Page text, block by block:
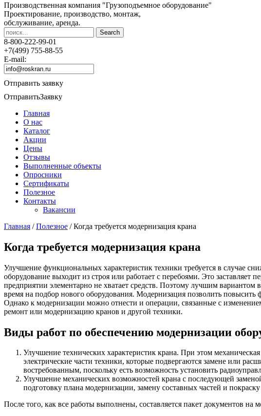
Производственная компания "Грузоподъемное оборудование"
Проектирование, производство, монтаж,
обслуживание, аренда.
8-800-222-99-01
+7(499) 755-88-55
E-mail:
Отправить заявку
ОтправитьЗаявку
Главная
О нас
Каталог
Акции
Цены
Отзывы
Выполненные объекты
Опросники
Сертификаты
Полезное
Контакты
Вакансии
Главная /Полезное /Когда требуется модернизация крана
Когда требуется модернизация крана
Улучшение функциональных характеристик техники требуется в случае
оборудование выходит из строя или работает с перебоями. Это
предприятии элементарно не хватает средств. Поэтому лучшим
время на подбор нового оборудования. Модернизация позволить
Однако к модернизации можно отнести и операции, связанные с
ремонт или модернизацию кранов и другой техники.
Виды работ по обеспечению модернизации
Улучшение технических характеристик крана. При этом
электрические части техники, которые подвергаются замене или
востребованным, поскольку есть возможность установить
Улучшение механических возможностей крана с последующей
подготовку плана модернизации, замену составных частей и
После того, как все работы выполнены, составляется пакет документов на